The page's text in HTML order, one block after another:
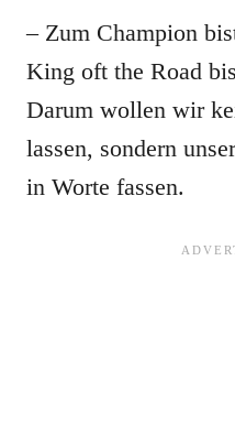
– Zum Champion
King oft the Road
Darum wollen wir
lassen, sondern
in Worte fassen.